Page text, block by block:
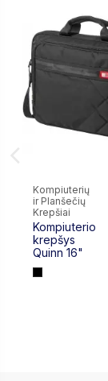
Kompiuterių
ir Planšečių
Krepšiai
Kompiuterio
krepšys
Quinn 16"